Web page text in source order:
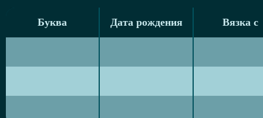
Буква Дата рождения Вязка с
Буква Дата рождения Вязка с